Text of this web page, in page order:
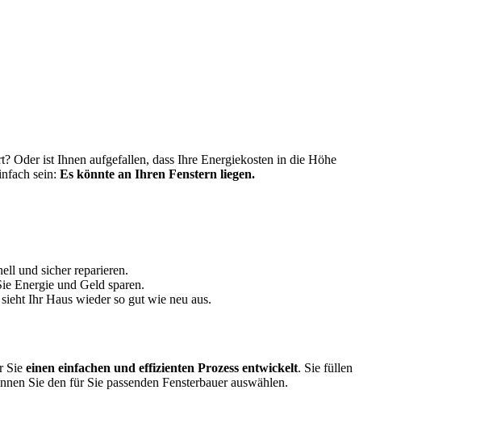
Oder ist Ihnen aufgefallen, dass Ihre Energiekosten in die Höhe
sein:Es könnte an Ihren Fenstern liegen.
und sicher reparieren.
Energie und Geld sparen.
Ihr Haus wieder so gut wie neu aus.
Sieeinen einfachen und effizienten Prozess entwickelt. Sie füllen
Sie den für Sie passenden Fensterbauer auswählen.